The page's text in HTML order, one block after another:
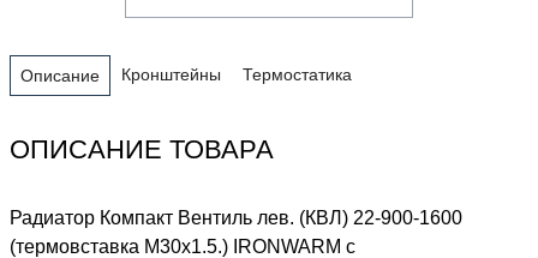
Описание Кронштейны Термостатика
ОПИСАНИЕ ТОВАРА
Радиатор Компакт Вентиль лев. (КВЛ) 22-900-1600
(термовставка М30х1.5.) IRONWARM с